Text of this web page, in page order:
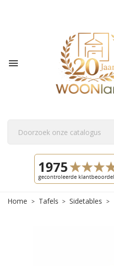

Home Tafels Sidetables